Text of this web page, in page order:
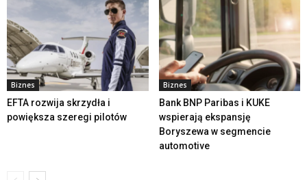
Biznes
EFTA rozwija skrzydła i
powiększa szeregi pilotów
Biznes
Bank BNP Paribas i KUKE
wspierają ekspansję
Boryszewa w segmencie
automotive